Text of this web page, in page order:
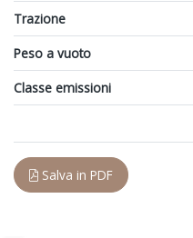
Trazione
Peso a vuoto
Classe emissioni
Salva in PDF